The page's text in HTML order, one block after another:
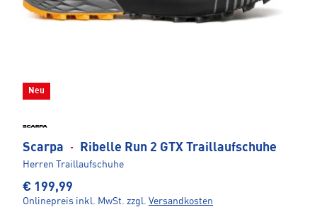
Neu
Scarpa · Ribelle Run 2 GTX Traillaufschuhe
Herren Traillaufschuhe
€ 199,99
Onlinepreis inkl. MwSt. zzgl. Versandkosten